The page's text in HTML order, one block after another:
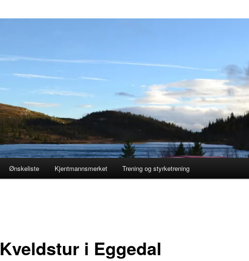
Ønskeliste Kjentmannsmerket Trening og styrketrening
Kveldstur i Eggedal